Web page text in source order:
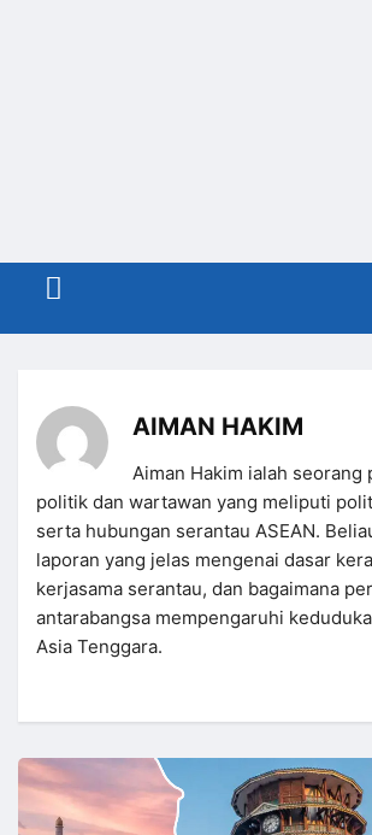
Menu
AIMAN HAKIM
Aiman Hakim ialah seorang
politik dan wartawan yang meliputi
serta hubungan serantau ASEAN.
laporan yang jelas mengenai dasar
kerjasama serantau, dan bagaimana
antarabangsa mempengaruhi
Asia Tenggara.